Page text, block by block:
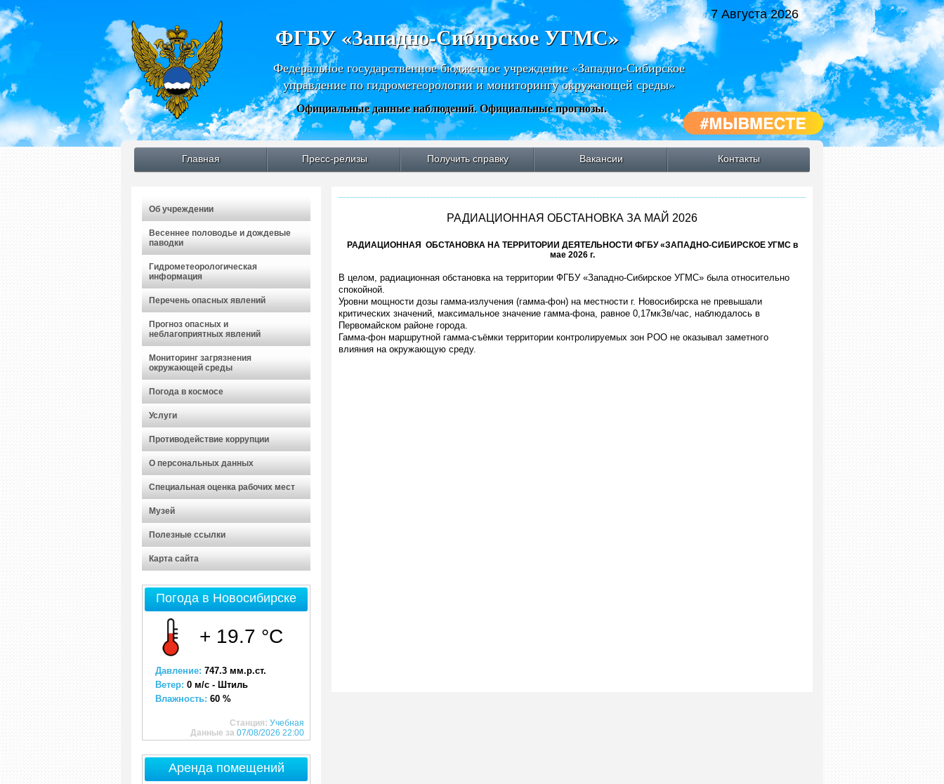
7 Августа 2026
ФГБУ «Западно-Сибирское УГМС»
Федеральное государственное бюджетное учреждение «Западно-Сибирское
управление по гидрометеорологии и мониторингу окружающей среды»
Официальные данные наблюдений. Официальные прогнозы.
Главная Пресс-релизы Получить справку Вакансии Контакты
Об учреждении
Весеннее половодье и дождевые
паводки
Гидрометеорологическая
информация
Перечень опасных явлений
Прогноз опасных и
неблагоприятных явлений
Мониторинг загрязнения
окружающей среды
Погода в космосе
Услуги
Противодействие коррупции
О персональных данных
Специальная оценка рабочих мест
Музей
Полезные ссылки
Карта сайта
Погода в Новосибирске
+ 19.7 °C
Давление: 747.3 мм.р.ст.
Ветер: 0 м/с - Штиль
Влажность: 60 %
Станция: Учебная
Данные за 07/08/2026 22:00
Аренда помещений
РАДИАЦИОННАЯ ОБСТАНОВКА ЗА МАЙ 2026
РАДИАЦИОННАЯ ОБСТАНОВКА НА ТЕРРИТОРИИ ДЕЯТЕЛЬНОСТИ ФГБУ «ЗАПАДНО-СИБИРСКОЕ УГМС в
мае 2026 г.
В целом, радиационная обстановка на территории ФГБУ «Западно-Сибирское УГМС» была относительно
спокойной.
Уровни мощности дозы гамма-излучения (гамма-фон) на местности г. Новосибирска не превышали
критических значений, максимальное значение гамма-фона, равное 0,17мкЗв/час, наблюдалось в
Первомайском районе города.
Гамма-фон маршрутной гамма-съёмки территории контролируемых зон РОО не оказывал заметного
влияния на окружающую среду.